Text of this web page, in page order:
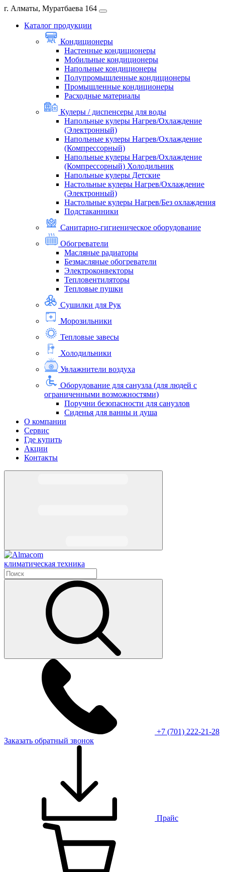
г. Алматы, Муратбаева 164
Каталог продукции
Кондиционеры
Настенные кондиционеры
Мобильные кондиционеры
Напольные кондиционеры
Полупромышленные кондиционеры
Промышленные кондиционеры
Расходные материалы
Кулеры / диспенсеры для воды
Напольные кулеры Нагрев/Охлаждение
(Электронный)
Напольные кулеры Нагрев/Охлаждение
(Компрессорный)
Напольные кулеры Нагрев/Охлаждение
(Компрессорный) Холодильник
Напольные кулеры Детские
Настольные кулеры Нагрев/Охлаждение
(Электронный)
Настольные кулеры Нагрев/Без охлаждения
Подстаканники
Санитарно-гигиеническое оборудование
Обогреватели
Масляные радиаторы
Безмасляные обогреватели
Электроконвекторы
Тепловентиляторы
Тепловые пушки
Сушилки для Рук
Морозильники
Тепловые завесы
Холодильники
Увлажнители воздуха
Оборудование для санузла (для людей с
ограниченными возможностями)
Поручни безопасности для санузлов
Сиденья для ванны и душа
О компании
Сервис
Где купить
Акции
Контакты
климатическая техника
+7 (701) 222-21-28
Заказать обратный звонок
Прайс